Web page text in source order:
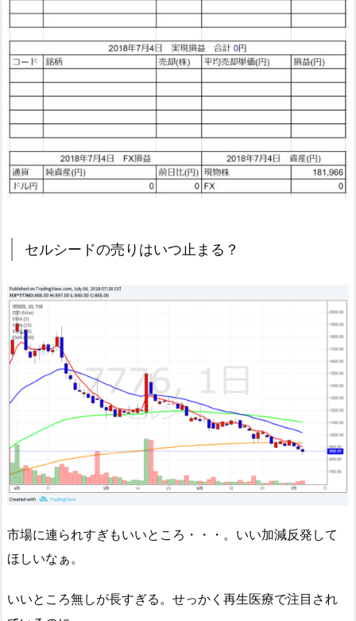
セルシードの売りはいつ止まる？
市場に連られすぎもいいところ・・・。いい加減反発して
ほしいなぁ。
いいところ無しが長すぎる。せっかく再生医療で注目され